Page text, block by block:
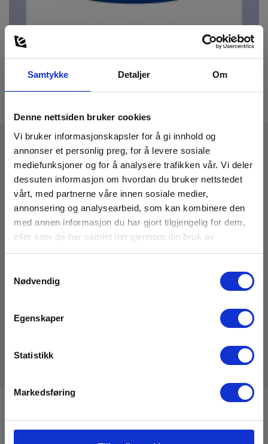
Samtykke Detaljer Om
Denne nettsiden bruker cookies
Vi bruker informasjonskapsler for å gi innhold og
annonser et personlig preg, for å levere sosiale
mediefunksjoner og for å analysere trafikken vår. Vi deler
dessuten informasjon om hvordan du bruker nettstedet
vårt, med partnerne våre innen sosiale medier,
annonsering og analysearbeid, som kan kombinere den
med annen informasjon du har gjort tilgjengelig for dem,
eller som de har samlet inn gjennom din bruk av
tjenestene deres.
Nødvendig
Egenskaper
Statistikk
Markedsføring
Tekniske Data
Last ned
Brosjyrer
Brosjyrer
Hold deg oppdatert og få de gode tilbudene på mail